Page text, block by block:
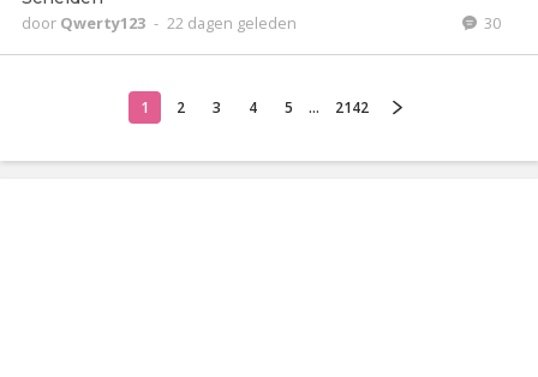
door Qwerty123 - 22 dagen geleden 30
1 2 3 4 5 ... 2142